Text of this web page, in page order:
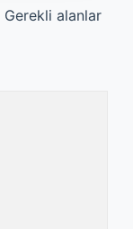
Gerekli alanlar